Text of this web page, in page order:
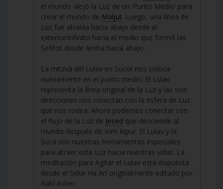
el mundo alejó la Luz de un ‘Punto Medio’ para
crear el mundo de Maljut. Luego, una línea de
Luz fue atraída hacia abajo desde el
exterior/infinito hacia el medio que formó las
Sefirot desde Arriba hacia abajo.
La mitzvá del Lulav en Sucot nos coloca
nuevamente en el punto medio. El Lulav
representa la línea original de la Luz y las seis
direcciones nos conectan con la esfera de Luz
que nos rodea. Ahora podemos conectar con
el flujo de la Luz de Jesed que desciende al
mundo después de Iom Kipur. El Lulav y la
Sucá son nuestras herramientas especiales
para atraer esta Luz hacia nuestras vidas. La
meditación para Agitar el Lulav está dispuesta
desde el Sidur Ha Arí originalmente editado por
Rabí Asher.